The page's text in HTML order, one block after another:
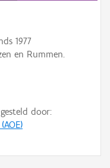
1977
en Rummen.
door: